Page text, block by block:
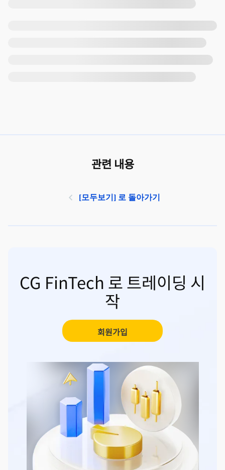
관련 내용
[모두보기] 로 돌아가기
CG FinTech 로 트레이딩 시
작
회원가입